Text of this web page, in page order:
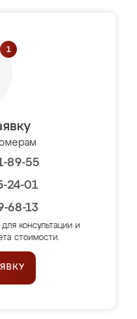
89-55
24-01
68-13
консультации и
стоимости.